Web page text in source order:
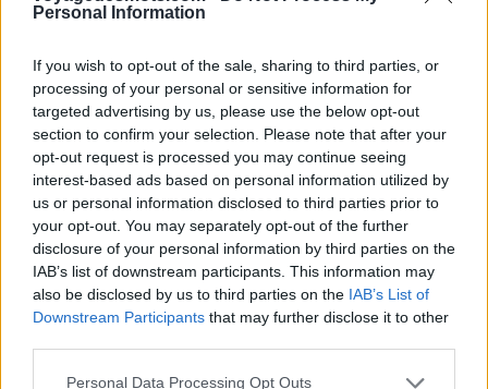
Personal Information
If you wish to opt-out of the sale, sharing to third parties, or
processing of your personal or sensitive information for
targeted advertising by us, please use the below opt-out
section to confirm your selection. Please note that after your
opt-out request is processed you may continue seeing
interest-based ads based on personal information utilized by
us or personal information disclosed to third parties prior to
your opt-out. You may separately opt-out of the further
disclosure of your personal information by third parties on the
IAB’s list of downstream participants. This information may
also be disclosed by us to third parties on the IAB’s List of
Downstream Participants that may further disclose it to other
Personal Data Processing Opt Outs